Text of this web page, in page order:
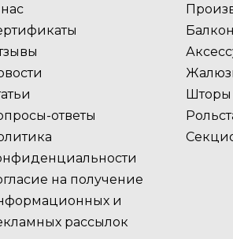
ответы
на получение
и
рассылок
Шторы